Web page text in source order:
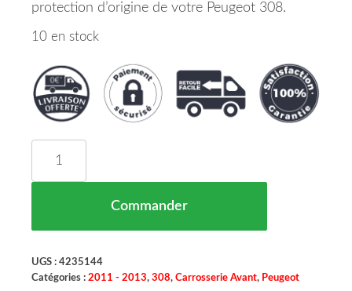
protection d’origine de votre Peugeot 308.
10 en stock
Commander
UGS : 4235144
Catégories : 2011 - 2013, 308, Carrosserie Avant, Peugeot